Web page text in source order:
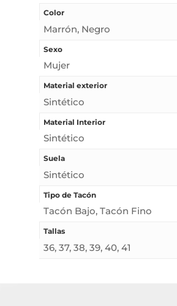
Color
Marrón, Negro
Sexo
Mujer
Material exterior
Sintético
Material Interior
Sintético
Suela
Sintético
Tipo de Tacón
Tacón Bajo, Tacón Fino
Tallas
36, 37, 38, 39, 40, 41